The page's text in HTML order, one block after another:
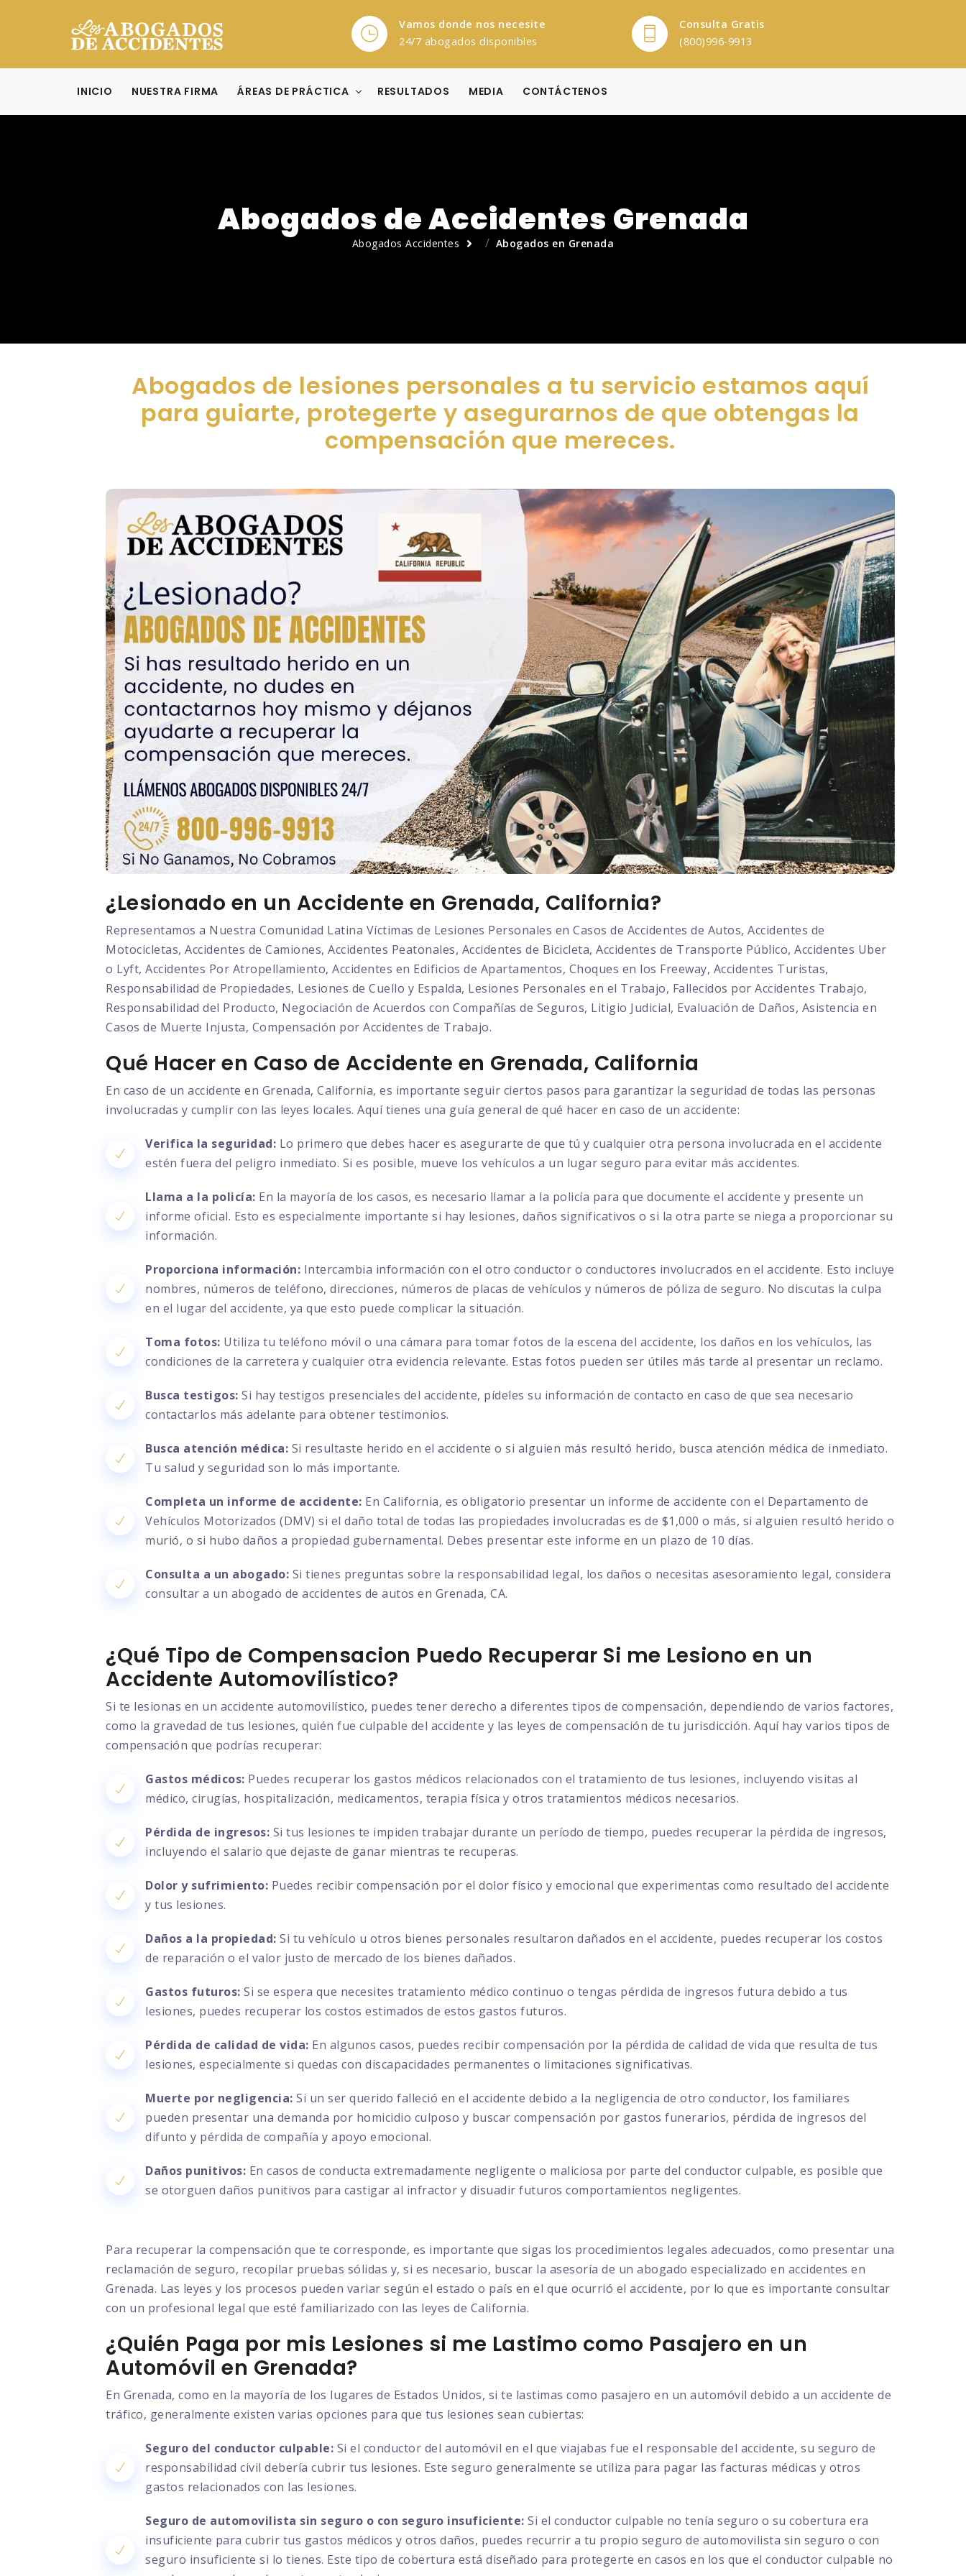
Vamos donde nos necesite
24/7 abogados disponibles
Consulta Gratis
(800)996-9913
INICIO NUESTRA FIRMA ÁREAS DE PRÁCTICA RESULTADOS MEDIA CONTÁCTENOS
Abogados de Accidentes Grenada
Abogados Accidentes Abogados en Grenada
Abogados de lesiones personales a tu servicio estamos aquí
para guiarte, protegerte y asegurarnos de que obtengas la
compensación que mereces.
¿Lesionado en un Accidente en Grenada, California?
Representamos a Nuestra Comunidad Latina Víctimas de Lesiones Personales en Casos de Accidentes de Autos, Accidentes de
Motocicletas, Accidentes de Camiones, Accidentes Peatonales, Accidentes de Bicicleta, Accidentes de Transporte Público, Accidentes Uber
o Lyft, Accidentes Por Atropellamiento, Accidentes en Edificios de Apartamentos, Choques en los Freeway, Accidentes Turistas,
Responsabilidad de Propiedades, Lesiones de Cuello y Espalda, Lesiones Personales en el Trabajo, Fallecidos por Accidentes Trabajo,
Responsabilidad del Producto, Negociación de Acuerdos con Compañías de Seguros, Litigio Judicial, Evaluación de Daños, Asistencia en
Casos de Muerte Injusta, Compensación por Accidentes de Trabajo.
Qué Hacer en Caso de Accidente en Grenada, California
En caso de un accidente en Grenada, California, es importante seguir ciertos pasos para garantizar la seguridad de todas las personas
involucradas y cumplir con las leyes locales. Aquí tienes una guía general de qué hacer en caso de un accidente:
Verifica la seguridad: Lo primero que debes hacer es asegurarte de que tú y cualquier otra persona involucrada en el accidente
estén fuera del peligro inmediato. Si es posible, mueve los vehículos a un lugar seguro para evitar más accidentes.
Llama a la policía: En la mayoría de los casos, es necesario llamar a la policía para que documente el accidente y presente un
informe oficial. Esto es especialmente importante si hay lesiones, daños significativos o si la otra parte se niega a proporcionar su
información.
Proporciona información: Intercambia información con el otro conductor o conductores involucrados en el accidente. Esto incluye
nombres, números de teléfono, direcciones, números de placas de vehículos y números de póliza de seguro. No discutas la culpa
en el lugar del accidente, ya que esto puede complicar la situación.
Toma fotos: Utiliza tu teléfono móvil o una cámara para tomar fotos de la escena del accidente, los daños en los vehículos, las
condiciones de la carretera y cualquier otra evidencia relevante. Estas fotos pueden ser útiles más tarde al presentar un reclamo.
Busca testigos: Si hay testigos presenciales del accidente, pídeles su información de contacto en caso de que sea necesario
contactarlos más adelante para obtener testimonios.
Busca atención médica: Si resultaste herido en el accidente o si alguien más resultó herido, busca atención médica de inmediato.
Tu salud y seguridad son lo más importante.
Completa un informe de accidente: En California, es obligatorio presentar un informe de accidente con el Departamento de
Vehículos Motorizados (DMV) si el daño total de todas las propiedades involucradas es de $1,000 o más, si alguien resultó herido o
murió, o si hubo daños a propiedad gubernamental. Debes presentar este informe en un plazo de 10 días.
Consulta a un abogado: Si tienes preguntas sobre la responsabilidad legal, los daños o necesitas asesoramiento legal, considera
consultar a un abogado de accidentes de autos en Grenada, CA.
¿Qué Tipo de Compensacion Puedo Recuperar Si me Lesiono en un
Accidente Automovilístico?
Si te lesionas en un accidente automovilístico, puedes tener derecho a diferentes tipos de compensación, dependiendo de varios factores,
como la gravedad de tus lesiones, quién fue culpable del accidente y las leyes de compensación de tu jurisdicción. Aquí hay varios tipos de
compensación que podrías recuperar:
Gastos médicos: Puedes recuperar los gastos médicos relacionados con el tratamiento de tus lesiones, incluyendo visitas al
médico, cirugías, hospitalización, medicamentos, terapia física y otros tratamientos médicos necesarios.
Pérdida de ingresos: Si tus lesiones te impiden trabajar durante un período de tiempo, puedes recuperar la pérdida de ingresos,
incluyendo el salario que dejaste de ganar mientras te recuperas.
Dolor y sufrimiento: Puedes recibir compensación por el dolor físico y emocional que experimentas como resultado del accidente
y tus lesiones.
Daños a la propiedad: Si tu vehículo u otros bienes personales resultaron dañados en el accidente, puedes recuperar los costos
de reparación o el valor justo de mercado de los bienes dañados.
Gastos futuros: Si se espera que necesites tratamiento médico continuo o tengas pérdida de ingresos futura debido a tus
lesiones, puedes recuperar los costos estimados de estos gastos futuros.
Pérdida de calidad de vida: En algunos casos, puedes recibir compensación por la pérdida de calidad de vida que resulta de tus
lesiones, especialmente si quedas con discapacidades permanentes o limitaciones significativas.
Muerte por negligencia: Si un ser querido falleció en el accidente debido a la negligencia de otro conductor, los familiares
pueden presentar una demanda por homicidio culposo y buscar compensación por gastos funerarios, pérdida de ingresos del
difunto y pérdida de compañía y apoyo emocional.
Daños punitivos: En casos de conducta extremadamente negligente o maliciosa por parte del conductor culpable, es posible que
se otorguen daños punitivos para castigar al infractor y disuadir futuros comportamientos negligentes.
Para recuperar la compensación que te corresponde, es importante que sigas los procedimientos legales adecuados, como presentar una
reclamación de seguro, recopilar pruebas sólidas y, si es necesario, buscar la asesoría de un abogado especializado en accidentes en
Grenada. Las leyes y los procesos pueden variar según el estado o país en el que ocurrió el accidente, por lo que es importante consultar
con un profesional legal que esté familiarizado con las leyes de California.
¿Quién Paga por mis Lesiones si me Lastimo como Pasajero en un
Automóvil en Grenada?
En Grenada, como en la mayoría de los lugares de Estados Unidos, si te lastimas como pasajero en un automóvil debido a un accidente de
tráfico, generalmente existen varias opciones para que tus lesiones sean cubiertas:
Seguro del conductor culpable: Si el conductor del automóvil en el que viajabas fue el responsable del accidente, su seguro de
responsabilidad civil debería cubrir tus lesiones. Este seguro generalmente se utiliza para pagar las facturas médicas y otros
gastos relacionados con las lesiones.
Seguro de automovilista sin seguro o con seguro insuficiente: Si el conductor culpable no tenía seguro o su cobertura era
insuficiente para cubrir tus gastos médicos y otros daños, puedes recurrir a tu propio seguro de automovilista sin seguro o con
seguro insuficiente si lo tienes. Este tipo de cobertura está diseñado para protegerte en casos en los que el conductor culpable no